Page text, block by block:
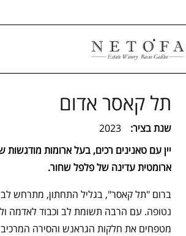
תל קאסר אדום
שנת בציר:
2023
יין עם טאנינים רכים, בעל ארומות מודגשות
ארומטית עדינה של פלפל שחור.
ברום "תל קאסר", בגליל התחתון, מתרחש
נטופה. עם הרבה תשומת לב וכבוד לאדמה
מטפחים את חלקות הגראנש והסירה